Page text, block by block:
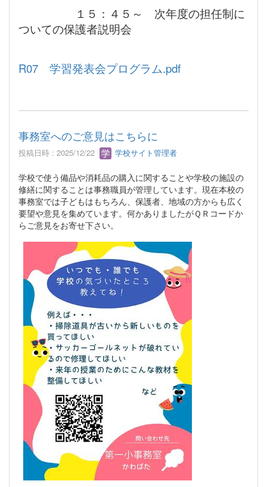
１５：４５～ 次年度の担任制に
ついての保護者説明会
R07 学習発表会プログラム.pdf
事務室へのご意見はこちらに
投稿日時 : 2025/12/22 学校サイト管理者
学校で使う備品や消耗品の購入に関することや学校の施設の
修繕に関することは事務職員が管理しています。現在本校の
事務室では子どもはもちろん、保護者、地域の方からも広く
要望や意見を集めています。何かありましたがＱＲコードか
らご意見をお寄せ下さい。